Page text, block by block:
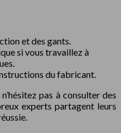
et des gants.
si vous travaillez à
du fabricant.
pas à consulter des
experts partagent leurs